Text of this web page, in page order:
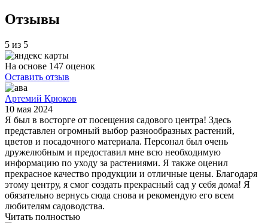
Отзывы
5 из 5
На основе 147 оценок
Оставить отзыв
Артемий Крюков
10 мая 2024
Я был в восторге от посещения садового центра! Здесь
представлен огромный выбор разнообразных растений,
цветов и посадочного материала. Персонал был очень
дружелюбным и предоставил мне всю необходимую
информацию по уходу за растениями. Я также оценил
прекрасное качество продукции и отличные цены. Благодаря
этому центру, я смог создать прекрасный сад у себя дома! Я
обязательно вернусь сюда снова и рекомендую его всем
любителям садоводства.
Читать полностью